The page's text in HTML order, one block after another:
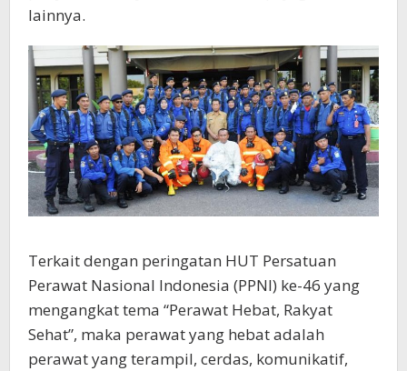
lainnya.
Terkait dengan peringatan HUT Persatuan
Perawat Nasional Indonesia (PPNI) ke-46 yang
mengangkat tema “Perawat Hebat, Rakyat
Sehat”, maka perawat yang hebat adalah
perawat yang terampil, cerdas, komunikatif,